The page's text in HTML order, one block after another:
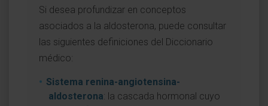
Si desea profundizar en conceptos
asociados a la aldosterona, puede consultar
las siguientes definiciones del Diccionario
médico:
Sistema renina-angiotensina-
aldosterona: la cascada hormonal cuyo